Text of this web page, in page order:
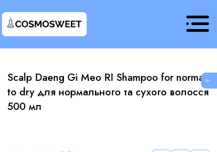
Scalp Daeng Gi Meo RI Shampoo for normal
to dry для нормального та сухого волосся
500 мл